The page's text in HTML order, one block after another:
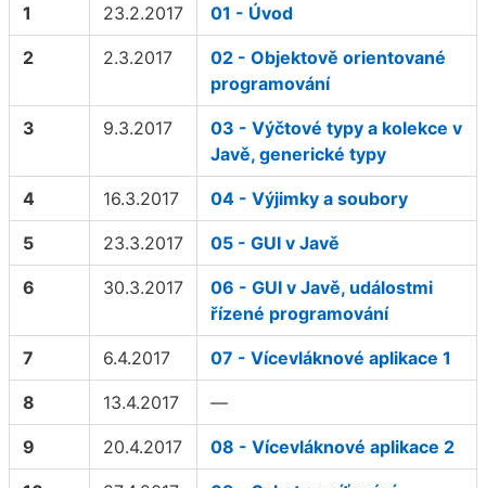
1 23.2.2017 01 - Úvod
2 2.3.2017
02 - Objektově orientované
programování
3 9.3.2017
03 - Výčtové typy a kolekce v
Javě, generické typy
4 16.3.2017 04 - Výjimky a soubory
5 23.3.2017 05 - GUI v Javě
6 30.3.2017
06 - GUI v Javě, událostmi
řízené programování
7 6.4.2017 07 - Vícevláknové aplikace 1
8 13.4.2017 —
9 20.4.2017 08 - Vícevláknové aplikace 2